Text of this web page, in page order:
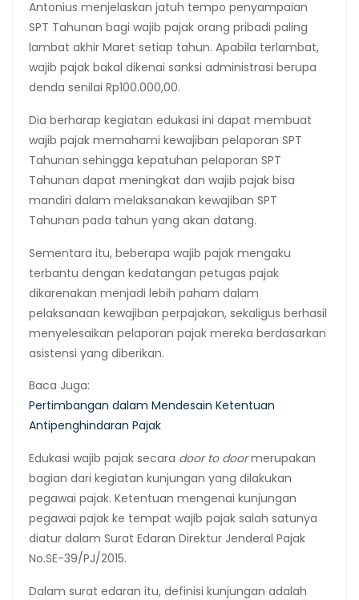
Antonius menjelaskan jatuh tempo penyampaian
SPT Tahunan bagi wajib pajak orang pribadi paling
lambat akhir Maret setiap tahun. Apabila terlambat,
wajib pajak bakal dikenai sanksi administrasi berupa
denda senilai Rp100.000,00.
Dia berharap kegiatan edukasi ini dapat membuat
wajib pajak memahami kewajiban pelaporan SPT
Tahunan sehingga kepatuhan pelaporan SPT
Tahunan dapat meningkat dan wajib pajak bisa
mandiri dalam melaksanakan kewajiban SPT
Tahunan pada tahun yang akan datang.
Sementara itu, beberapa wajib pajak mengaku
terbantu dengan kedatangan petugas pajak
dikarenakan menjadi lebih paham dalam
pelaksanaan kewajiban perpajakan, sekaligus berhasil
menyelesaikan pelaporan pajak mereka berdasarkan
asistensi yang diberikan.
Baca Juga:
Pertimbangan dalam Mendesain Ketentuan
Antipenghindaran Pajak
Edukasi wajib pajak secara door to doormerupakan
bagian dari kegiatan kunjungan yang dilakukan
pegawai pajak. Ketentuan mengenai kunjungan
pegawai pajak ke tempat wajib pajak salah satunya
diatur dalam Surat Edaran Direktur Jenderal Pajak
No.SE-39/PJ/2015.
Dalam surat edaran itu, definisi kunjungan adalah